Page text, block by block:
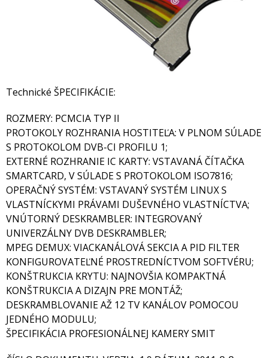
Technické ŠPECIFIKÁCIE:
ROZMERY: PCMCIA TYP II
PROTOKOLY ROZHRANIA HOSTITEĽA: V PLNOM SÚLADE
S PROTOKOLOM DVB-CI PROFILU 1;
EXTERNÉ ROZHRANIE IC KARTY: VSTAVANÁ ČÍTAČKA
SMARTCARD, V SÚLADE S PROTOKOLOM ISO7816;
OPERAČNÝ SYSTÉM: VSTAVANÝ SYSTÉM LINUX S
VLASTNÍCKYMI PRÁVAMI DUŠEVNÉHO VLASTNÍCTVA;
VNÚTORNÝ DESKRAMBLER: INTEGROVANÝ
UNIVERZÁLNY DVB DESKRAMBLER;
MPEG DEMUX: VIACKANÁLOVÁ SEKCIA A PID FILTER
KONFIGUROVATEĽNÉ PROSTREDNÍCTVOM SOFTVÉRU;
KONŠTRUKCIA KRYTU: NAJNOVŠIA KOMPAKTNÁ
KONŠTRUKCIA A DIZAJN PRE MONTÁŽ;
DESKRAMBLOVANIE AŽ 12 TV KANÁLOV POMOCOU
JEDNÉHO MODULU;
ŠPECIFIKÁCIA PROFESIONÁLNEJ KAMERY SMIT